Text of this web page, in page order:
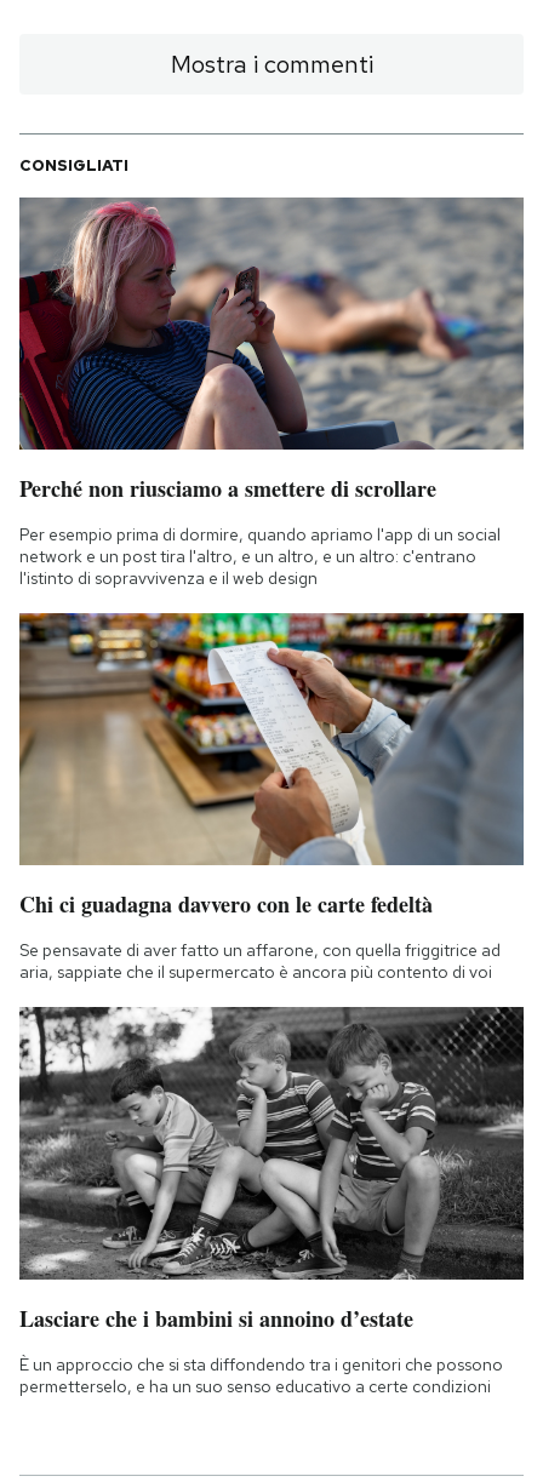
Mostra i commenti
CONSIGLIATI
Perché non riusciamo a smettere di scrollare
Per esempio prima di dormire, quando apriamo l'app di un social
network e un post tira l'altro, e un altro, e un altro: c'entrano
l'istinto di sopravvivenza e il web design
Chi ci guadagna davvero con le carte fedeltà
Se pensavate di aver fatto un affarone, con quella friggitrice ad
aria, sappiate che il supermercato è ancora più contento di voi
Lasciare che i bambini si annoino d’estate
È un approccio che si sta diffondendo tra i genitori che possono
permetterselo, e ha un suo senso educativo a certe condizioni